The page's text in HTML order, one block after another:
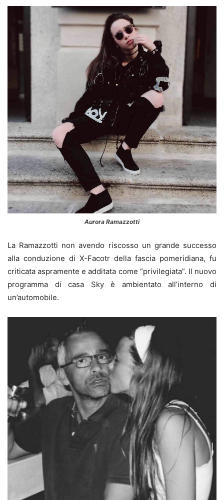
Aurora Ramazzotti
La Ramazzotti non avendo riscosso un grande successo
alla conduzione di X-Facotr della fascia pomeridiana, fu
criticata aspramente e additata come “privilegiata”. Il nuovo
programma di casa Sky è ambientato all’interno di
un’automobile.